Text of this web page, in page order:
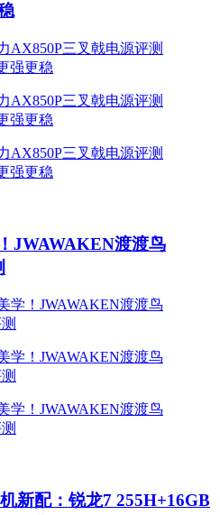
JWAWAKEN渡渡鸟
新配：锐龙7 255H+16GB